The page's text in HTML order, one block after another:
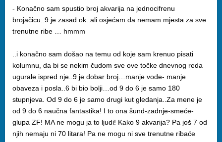
- Konačno sam spustio broj akvarija na jednocifrenu
brojačicu..9 je zasad ok..ali osjećam da nemam mjesta za sve
trenutne ribe … hmmm
..i konačno sam došao na temu od koje sam krenuo pisati
kolumnu, da bi se nekim čudom sve ove točke dnevnog reda
ugurale ispred nje..9 je dobar broj…manje vode- manje
obaveza i posla..6 bi bio bolji…od 9 do 6 je samo 180
stupnjeva. Od 9 do 6 je samo drugi kut gledanja..Za mene je
od 9 do 6 naučna fantastika! I to ona šund-zadnje-smeće-
glupa ZF! MA ne mogu ja to ljudi! Kako 9 akvarija? Pa još 7 od
njih nemaju ni 70 litara! Pa ne mogu ni sve trenutne ribaće